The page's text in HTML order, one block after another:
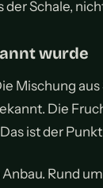
der Schale,
wurde
Mischung
Die
ist der
Rund